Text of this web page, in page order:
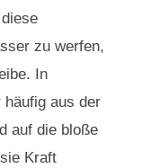
zu werfen,
In
häufig aus der
auf die bloße
Kraft